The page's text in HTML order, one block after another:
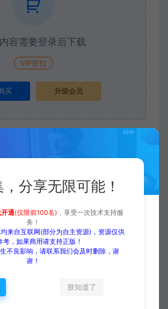
容需要登录后下载
VIP折扣
买 升级会员
打赏 点赞 (0)
板
【外贸模板】大气商务合作多用
应式模板
704.html
分享无限可能！
通(仅限前100名) ，享受一次技术支持服
务！
来自互联网(部分为自主资源)，资源仅供
考，如果商用请支持正版！
不良影响，请联系我们会及时删除，谢
谢！
朕知道了